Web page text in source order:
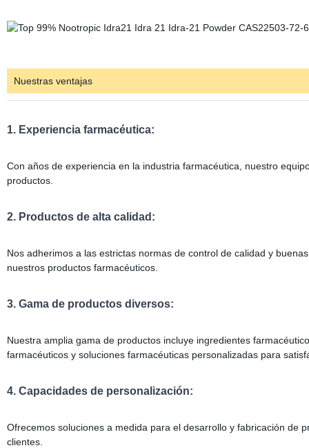
Nuestras ventajas
1. Experiencia farmacéutica:
Con años de experiencia en la industria farmacéutica, nuestro
productos.
2. Productos de alta calidad:
Nos adherimos a las estrictas normas de control de calidad y
nuestros productos farmacéuticos.
3. Gama de productos diversos:
Nuestra amplia gama de productos incluye ingredientes
farmacéuticos y soluciones farmacéuticas personalizadas para
4. Capacidades de personalización:
Ofrecemos soluciones a medida para el desarrollo y fabricación de
clientes.